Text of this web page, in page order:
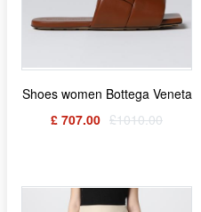
Shoes women Bottega Veneta
£ 707.00 £1010.00